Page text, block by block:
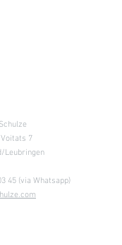
7
Leubringen
45 (via Whatsapp)